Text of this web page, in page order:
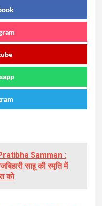
Samman :
साहू की स्मृति में
को